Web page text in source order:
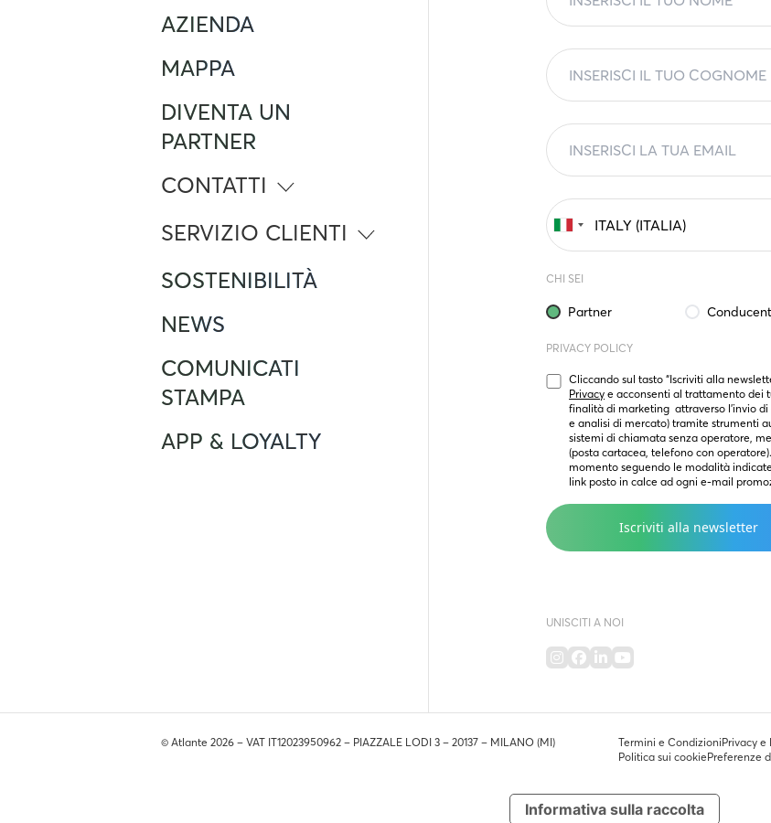
AZIENDA
MAPPA
DIVENTA UN
PARTNER
CONTATTI
SERVIZIO CLIENTI
800 961 624
+390282952111
support@atlante.energy
SOSTENIBILITÀ
NEWS
COMUNICATI
STAMPA
APP & LOYALTY
CHI SEI
Partner
PRIVACY POLICY
Cliccando sul tasto “Iscriviti alla
Privacy e acconsenti al trattamento dei
finalità di marketing  attraverso l’invio
e analisi di mercato) tramite strumenti
sistemi di chiamata senza operatore,
(posta cartacea, telefono con
momento seguendo le modalità
link posto in calce ad ogni e-mail
UNISCITI A NOI
© Atlante 2026 – VAT IT12023950962 – PIAZZALE LODI 3 – 20137 – MILANO (MI) Termini e CondizioniPrivacy e
Politica sui cookiePreferenze
Informativa sulla raccolta